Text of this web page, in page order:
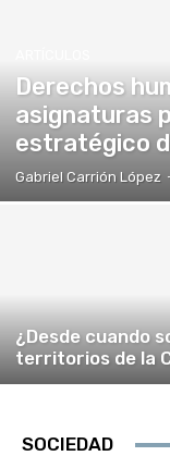
Derechos
asignaturas
estratégico
Gabriel Carrión López
¿Desde cuando
territorios de la
SOCIEDAD